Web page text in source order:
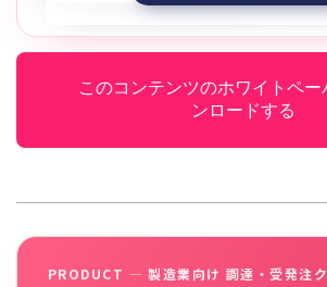
このコンテンツのホワイトペー
ンロードする
PRODUCT — 製造業向け 調達・受発注